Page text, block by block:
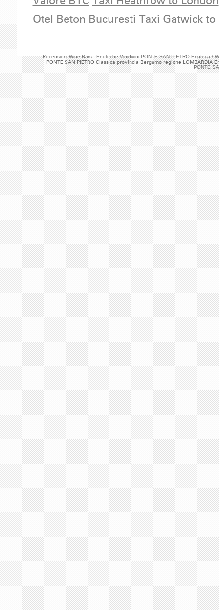
Recensioni Wine Bars - Enoteche Vinidivini PONTE SAN PIETRO Enoteca /
PONTE SAN PIETRO Classica provincia Bergamo regione LOMBARDIA
PONTE
Otel Beton Bucuresti Taxi Gatwick to